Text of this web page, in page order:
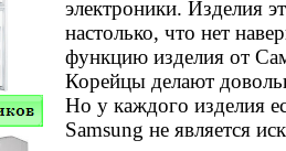
электроники. Изделия
настолько, что нет
функцию изделия от
Корейцы делают
Но у каждого изделия
Samsung не является